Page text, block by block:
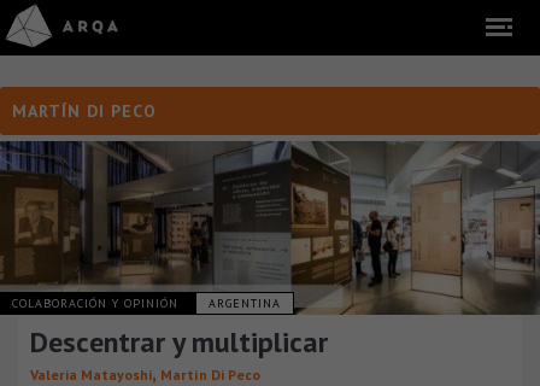
MARTÍN DI PECO
COLABORACIÓN Y OPINIÓN ARGENTINA
Descentrar y multiplicar
Valeria Matayoshi, Martín Di Peco